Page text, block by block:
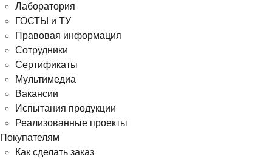
Лаборатория
ГОСТЫ и ТУ
Правовая информация
Сотрудники
Сертификаты
Мультимедиа
Вакансии
Испытания продукции
Реализованные проекты
Покупателям
Как сделать заказ